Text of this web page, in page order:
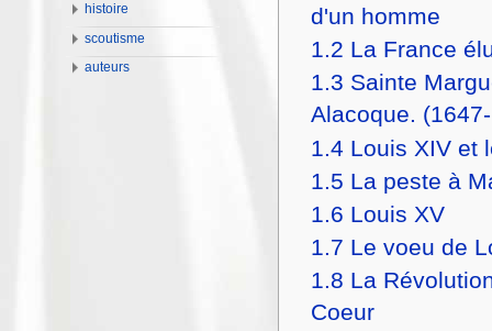
d'un homme
1.2 La France
1.3 Sainte
Alacoque.
1.4 Louis XIV et
1.5 La peste à
1.6 Louis XV
1.7 Le voeu de
1.8 La
Coeur
histoire
scoutisme
auteurs